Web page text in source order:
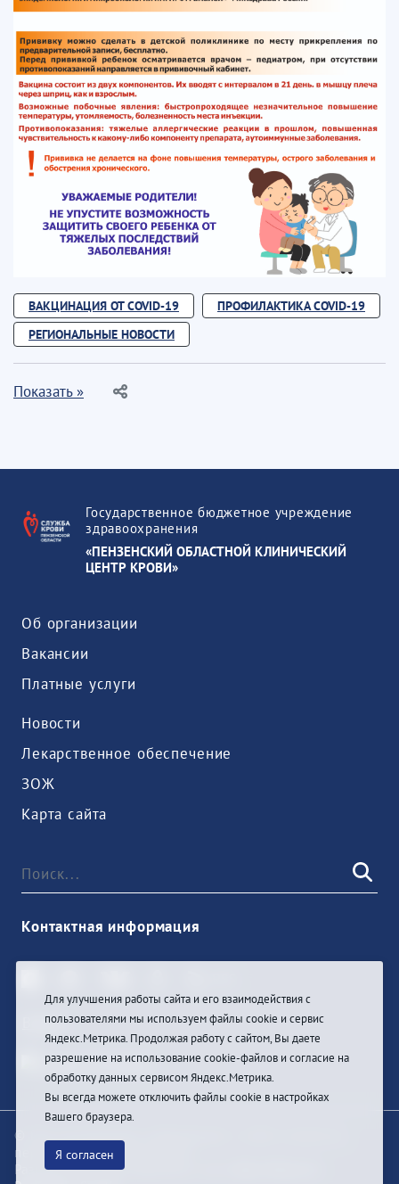
ВАКЦИНАЦИЯ ОТ COVID-19
ПРОФИЛАКТИКА COVID-19
РЕГИОНАЛЬНЫЕ НОВОСТИ
Показать »
Государственное бюджетное учреждение
здравоохранения
«ПЕНЗЕНСКИЙ ОБЛАСТНОЙ КЛИНИЧЕСКИЙ
ЦЕНТР КРОВИ»
Об организации
Вакансии
Платные услуги
Новости
Лекарственное обеспечение
ЗОЖ
Карта сайта
Контактная информация
Войти
© При цитировании информации с сайта ссылка на
первоисточник обязательна
Разработка и техподдержка сайта
Для улучшения работы сайта и его взаимодействия с
пользователями мы используем файлы cookie и сервис
Яндекс.Метрика. Продолжая работу с сайтом, Вы даете
разрешение на использование cookie-файлов и согласие на
обработку данных сервисом Яндекс.Метрика.
Вы всегда можете отключить файлы cookie в настройках
Вашего браузера.
Я согласен